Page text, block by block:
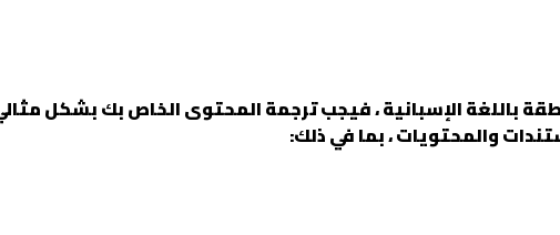
باللغة الإسبانية ، فيجب ترجمة المحتوى الخاص بك بشكل
والمحتويات ، بما في ذلك: